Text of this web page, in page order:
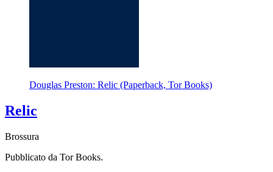
Douglas Preston: Relic (Paperback, Tor Books)
Relic
Brossura
Pubblicato da Tor Books.